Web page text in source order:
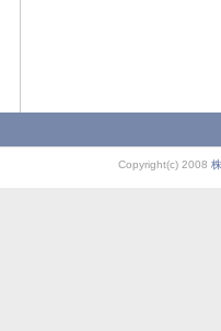
Copyright(c) 2008